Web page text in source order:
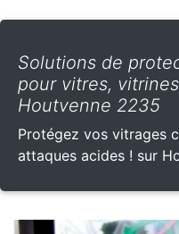
Solutions de
pour vitres,
Houtvenne 2235
Protégez vos vitrages
attaques acides ! sur